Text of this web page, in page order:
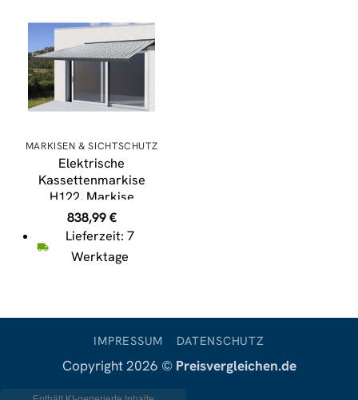
MARKISEN & SICHTSCHUTZ
Elektrische
Kassettenmarkise
H122, Markise
Vollkassette 4x3m ~
Polyester Grau/Weiß,
Rahmen anthrazit
838,99€
Lieferzeit: 7
Werktage
IMPRESSUM DATENSCHUTZ
Copyright 2026 © Preisvergleichen.de